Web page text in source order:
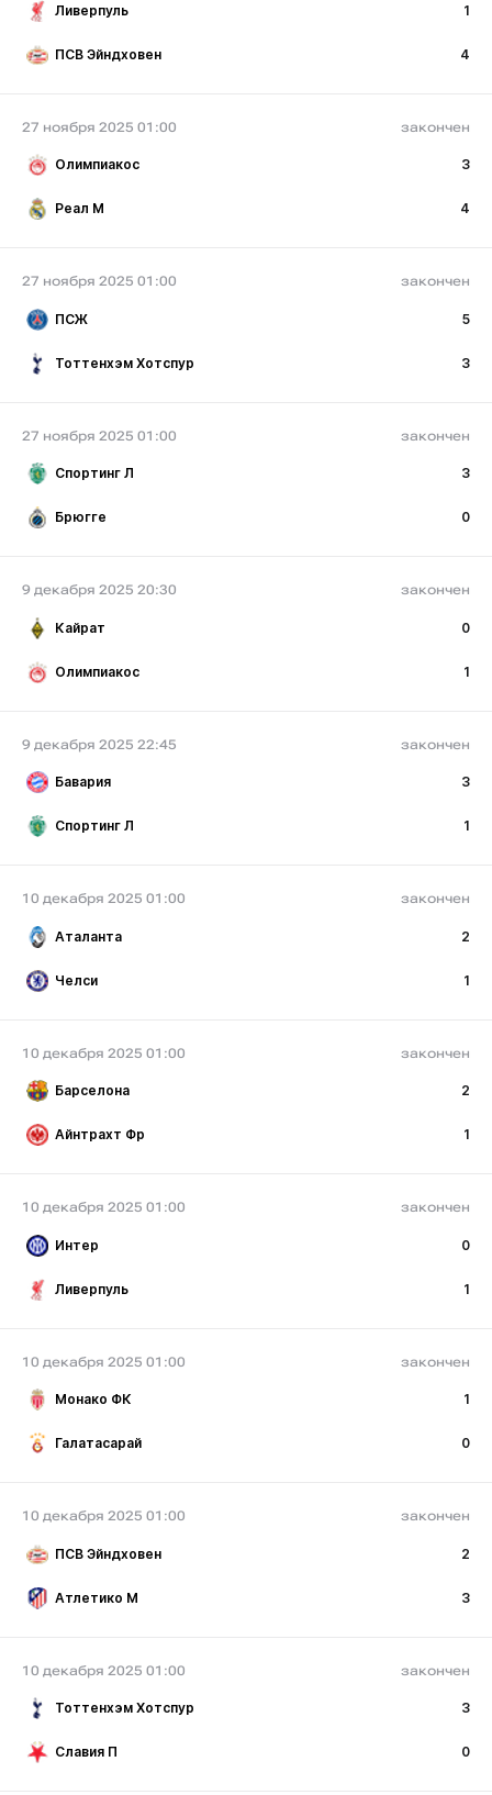
Ливерпуль 1
ПСВ Эйндховен 4
27 ноября 2025 01:00 закончен
Олимпиакос 3
Реал М 4
27 ноября 2025 01:00 закончен
ПСЖ 5
Тоттенхэм Хотспур 3
27 ноября 2025 01:00 закончен
Спортинг Л 3
Брюгге 0
9 декабря 2025 20:30 закончен
Кайрат 0
Олимпиакос 1
9 декабря 2025 22:45 закончен
Бавария 3
Спортинг Л 1
10 декабря 2025 01:00 закончен
Аталанта 2
Челси 1
10 декабря 2025 01:00 закончен
Барселона 2
Айнтрахт Фр 1
10 декабря 2025 01:00 закончен
Интер 0
Ливерпуль 1
10 декабря 2025 01:00 закончен
Монако ФК 1
Галатасарай 0
10 декабря 2025 01:00 закончен
ПСВ Эйндховен 2
Атлетико М 3
10 декабря 2025 01:00 закончен
Тоттенхэм Хотспур 3
Славия П 0